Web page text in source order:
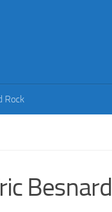
Rock
Besnard